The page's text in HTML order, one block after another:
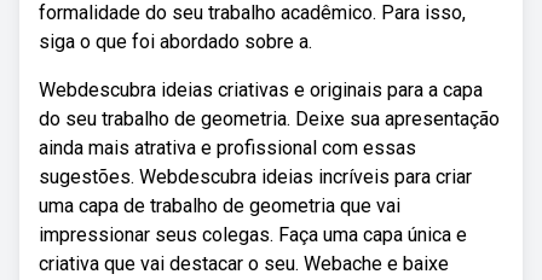
formalidade do seu trabalho acadêmico. Para isso,
siga o que foi abordado sobre a.
Webdescubra ideias criativas e originais para a capa
do seu trabalho de geometria. Deixe sua apresentação
ainda mais atrativa e profissional com essas
sugestões. Webdescubra ideias incríveis para criar
uma capa de trabalho de geometria que vai
impressionar seus colegas. Faça uma capa única e
criativa que vai destacar o seu. Webache e baixe